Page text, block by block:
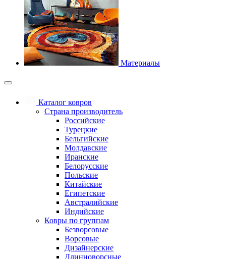
Материалы
Каталог ковров
Страна производитель
Российские
Турецкие
Бельгийские
Молдавские
Иранские
Белорусские
Польские
Китайские
Египетские
Австралийские
Индийские
Ковры по группам
Безворсовые
Ворсовые
Дизайнерские
Длинноворсные